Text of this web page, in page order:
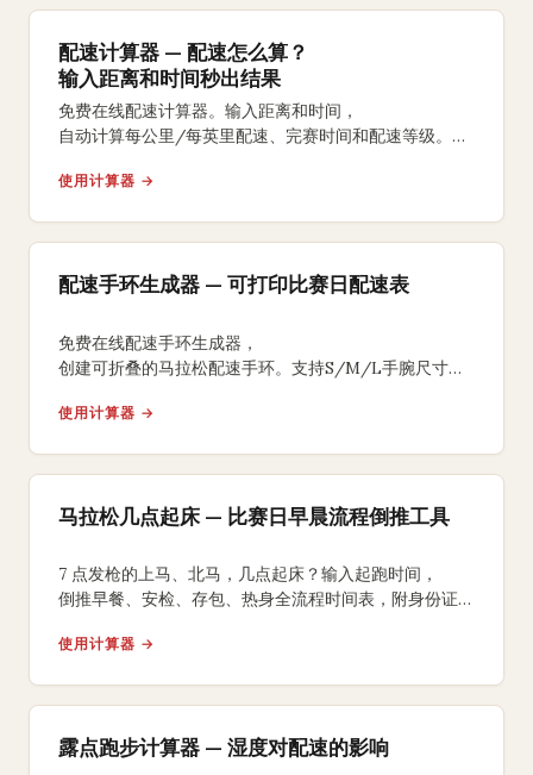
配速计算器 — 配速怎么算？
输入距离和时间秒出结果
免费在线配速计算器。输入距离和时间，
自动计算每公里/每英里配速、完赛时间和配速等级。
使用计算器 →
配速手环生成器 — 可打印比赛日配速表
免费在线配速手环生成器，
创建可折叠的马拉松配速手环。支持S/M/L手腕尺寸、
A4打印裁剪折叠即可佩戴比赛。
使用计算器 →
马拉松几点起床 — 比赛日早晨流程倒推工具
7 点发枪的上马、北马，几点起床？输入起跑时间，
倒推早餐、安检、存包、热身全流程时间表，附身份证、
使用计算器 →
露点跑步计算器 — 湿度对配速的影响